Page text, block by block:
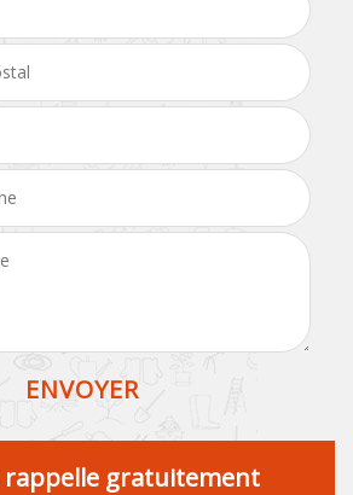
rappelle gratuitement